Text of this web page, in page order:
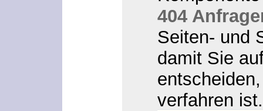
404
Seiten- und
damit Sie
verfahren ist.